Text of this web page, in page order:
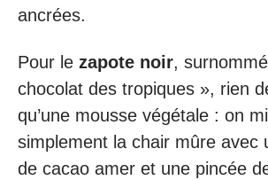
ancrées.
Pour le zapote noir,
chocolat des tropiques », rien
qu’une mousse végétale : on
simplement la chair mûre avec
de cacao amer et une pincée